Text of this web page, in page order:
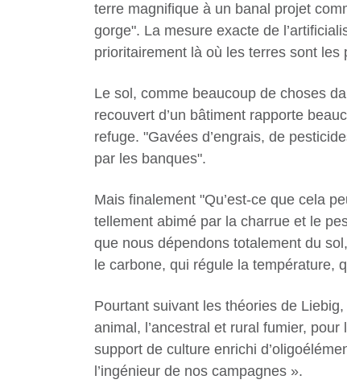
terre magnifique à un banal projet
gorge". La mesure exacte de
prioritairement là où les terres sont les
Le sol, comme beaucoup de choses
recouvert d’un bâtiment rapporte
refuge. "Gavées d’engrais, de
par les banques".
Mais finalement "Qu’est-ce que cela
tellement abimé par la charrue et le
que nous dépendons totalement du
le carbone, qui régule la température,
Pourtant suivant les théories de
animal, l’ancestral et rural fumier,
support de culture enrichi
l’ingénieur de nos campagnes ».